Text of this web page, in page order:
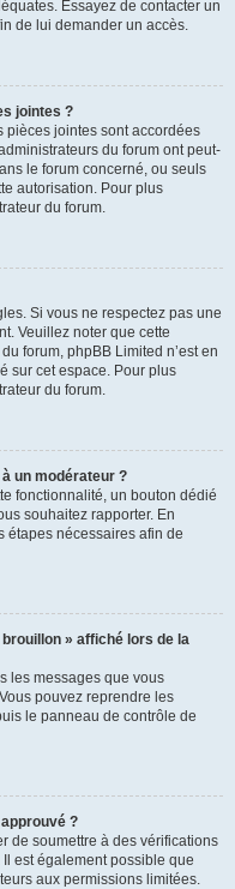
Essayez de contacter un
de lui demander un accès.
jointes ?
pièces jointes sont accordées
du forum ont peut-
le forum concerné, ou seuls
autorisation. Pour plus
du forum.
Si vous ne respectez pas une
Veuillez noter que cette
forum, phpBB Limited n’est en
sur cet espace. Pour plus
du forum.
un modérateur ?
fonctionnalité, un bouton dédié
souhaitez rapporter. En
étapes nécessaires afin de
» affiché lors de la
les messages que vous
pouvez reprendre les
le panneau de contrôle de
?
de soumettre à des vérifications
est également possible que
aux permissions limitées.